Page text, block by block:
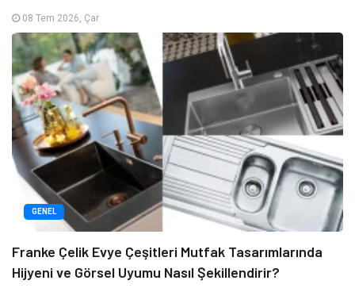
08 Tem 2026, Çar
GENEL
Franke Çelik Evye Çeşitleri Mutfak Tasarımlarında
Hijyeni ve Görsel Uyumu Nasıl Şekillendirir?